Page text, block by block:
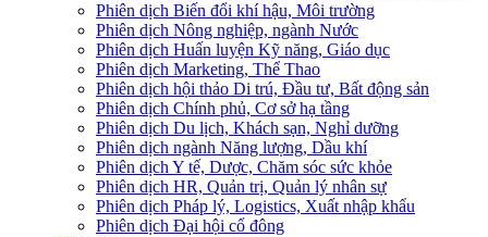
Phiên dịch Biến đổi khí hậu, Môi trường
Phiên dịch Nông nghiệp, ngành Nước
Phiên dịch Huấn luyện Kỹ năng, Giáo dục
Phiên dịch Marketing, Thể Thao
Phiên dịch hội thảo Di trú, Đầu tư, Bất động sản
Phiên dịch Chính phủ, Cơ sở hạ tầng
Phiên dịch Du lịch, Khách sạn, Nghỉ dưỡng
Phiên dịch ngành Năng lượng, Dầu khí
Phiên dịch Y tế, Dược, Chăm sóc sức khỏe
Phiên dịch HR, Quản trị, Quản lý nhân sự
Phiên dịch Pháp lý, Logistics, Xuất nhập khẩu
Phiên dịch Đại hội cổ đông